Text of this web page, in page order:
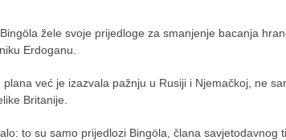
žele svoje prijedloge za smanjenje bacanja
Erdoganu.
već je izazvala pažnju u Rusiji i Njemačkoj, ne
Britanije.
to su samo prijedlozi Bingöla, člana savjetodavnog